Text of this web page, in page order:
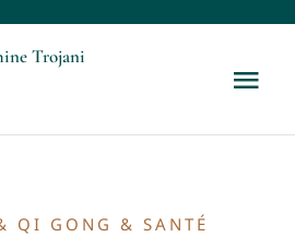
Trojani
QI GONG & SANTÉ